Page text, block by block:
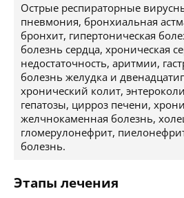
Острые респираторные
пневмония, бронхиальная
бронхит, гипертоническая
болезнь сердца, хроническая
недостаточность, аритмии,
болезнь желудка и
хронический колит,
гепатозы, цирроз печени,
желчнокаменная болезнь,
гломерулонефрит,
болезнь.
Этапы лечения